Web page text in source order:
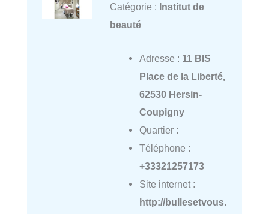
Catégorie : Institut de
beauté
Adresse : 11 BIS
Place de la Liberté,
62530 Hersin-
Coupigny
Quartier :
Téléphone :
+33321257173
Site internet :
http://bullesetvous.